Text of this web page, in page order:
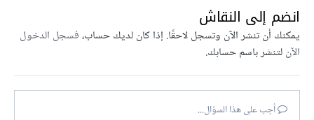
انضم إلى النقاش
يمكنك أن تنشر الآن وتسجل لاحقًا. إذا كان لديك حساب،فسجل الدخول
الآنلتنشر باسم حسابك.
أجب على هذا السؤال...